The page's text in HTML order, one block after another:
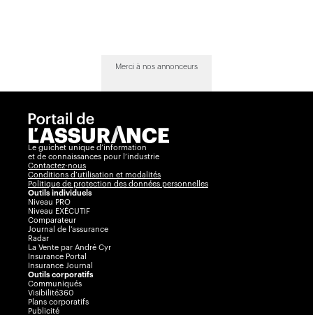
Merci à nos annonceurs
Le guichet unique d’information
et de connaissances pour l’industrie
Contactez-nous
Conditions d’utilisation et modalités
Politique de protection des données personnelles
Outils individuels
Niveau PRO
Niveau EXÉCUTIF
Comparateur
Journal de l’assurance
Radar
La Vente par André Cyr
Insurance Portal
Insurance Journal
Outils corporatifs
Communiqués
Visibilité360
Plans corporatifs
Publicité